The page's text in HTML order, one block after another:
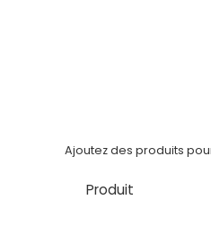
Mon
panier
Ajoutez des produits
Produit